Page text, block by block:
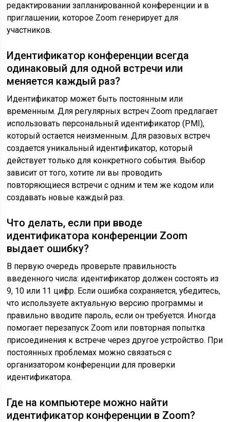
редактировании запланированной конференции и в
приглашении, которое Zoom генерирует для
участников.
Идентификатор конференции всегда
одинаковый для одной встречи или
меняется каждый раз?
Идентификатор может быть постоянным или
временным. Для регулярных встреч Zoom предлагает
использовать персональный идентификатор (PMI),
который остается неизменным. Для разовых встреч
создается уникальный идентификатор, который
действует только для конкретного события. Выбор
зависит от того, хотите ли вы проводить
повторяющиеся встречи с одним и тем же кодом или
создавать новые каждый раз.
Что делать, если при вводе
идентификатора конференции Zoom
выдает ошибку?
В первую очередь проверьте правильность
введенного числа: идентификатор должен состоять из
9, 10 или 11 цифр. Если ошибка сохраняется, убедитесь,
что используете актуальную версию программы и
правильно вводите пароль, если он требуется. Иногда
помогает перезапуск Zoom или повторная попытка
присоединения к встрече через другое устройство. При
постоянных проблемах можно связаться с
организатором конференции для проверки
идентификатора.
Где на компьютере можно найти
идентификатор конференции в Zoom?